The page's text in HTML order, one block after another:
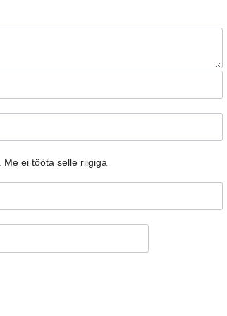
Me ei tööta selle riigiga